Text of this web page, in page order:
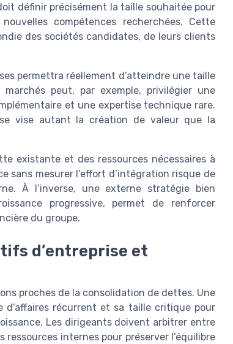
définir précisément la taille souhaitée pour
compétences recherchées. Cette
des sociétés candidates, de leurs clients
permettra réellement d’atteindre une taille
peut, par exemple, privilégier une
et une expertise technique rare.
vise autant la création de valeur que la
existante et des ressources nécessaires à
sans mesurer l’effort d’intégration risque de
À l’inverse, une externe stratégie bien
progressive, permet de renforcer
du groupe.
d’entreprise et
proches de la consolidation de dettes. Une
d’affaires récurrent et sa taille critique pour
Les dirigeants doivent arbitrer entre
internes pour préserver l’équilibre